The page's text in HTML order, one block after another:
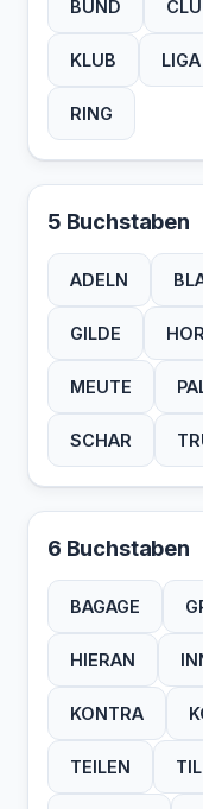
BUND
KLUB LIGA
RING
5 Buchstaben
ADELN
GILDE
MEUTE
SCHAR
6 Buchstaben
BAGAGE
HIERAN
KONTRA
TEILEN